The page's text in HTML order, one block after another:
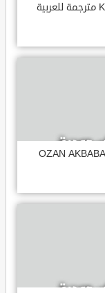
كلمات أغنية اعذرني التركية KUSURA BAKMA مترجمة للعربية